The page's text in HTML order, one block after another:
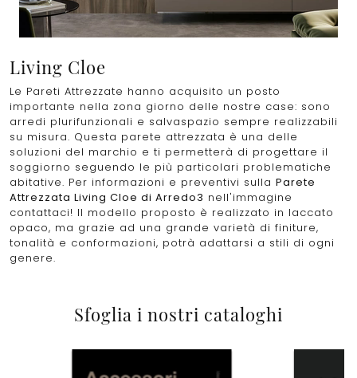
Living Cloe
Le Pareti Attrezzate hanno acquisito un posto
importante nella zona giorno delle nostre case: sono
arredi plurifunzionali e salvaspazio sempre realizzabili
su misura. Questa parete attrezzata è una delle
soluzioni del marchio e ti permetterà di progettare il
soggiorno seguendo le più particolari problematiche
abitative. Per informazioni e preventivi sulla Parete
Attrezzata Living Cloe di Arredo3 nell'immagine
contattaci! Il modello proposto è realizzato in laccato
opaco, ma grazie ad una grande varietà di finiture,
tonalità e conformazioni, potrà adattarsi a stili di ogni
genere.
Sfoglia i nostri cataloghi